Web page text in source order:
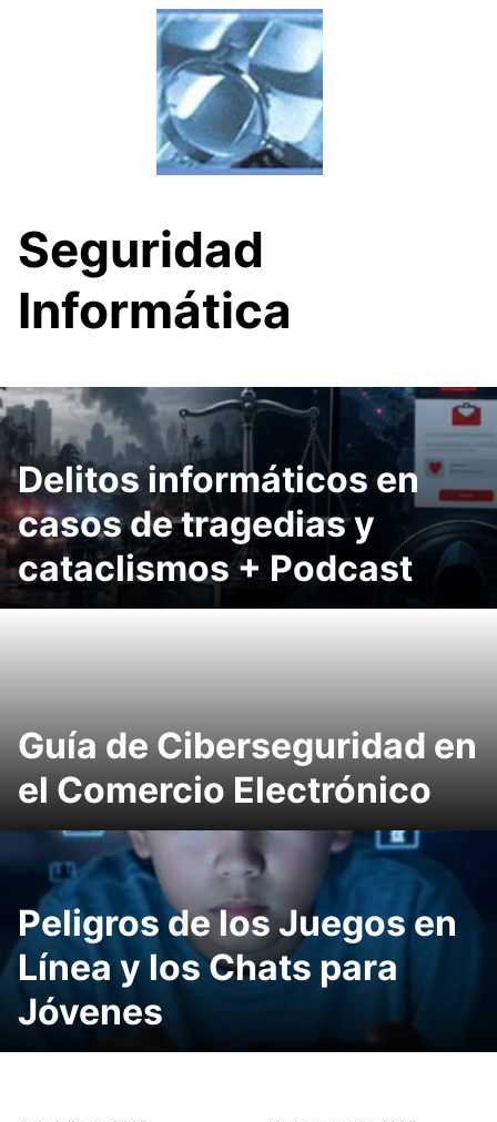
Seguridad
Informática
Delitos informáticos en
casos de tragedias y
cataclismos + Podcast
Guía de Ciberseguridad en
el Comercio Electrónico
Peligros de los Juegos en
Línea y los Chats para
Jóvenes